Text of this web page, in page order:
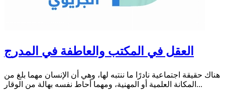
العقل في المكتب والعاطفة في المدرج
هناك حقيقة اجتماعية نادرًا ما ننتبه لها، وهي أن الإنسان مهما بلغ من
المكانة العلمية أو المهنية، ومهما أحاط نفسه بهالة من الوقار...